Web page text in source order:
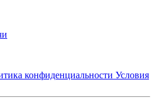
конфиденциальности Условия